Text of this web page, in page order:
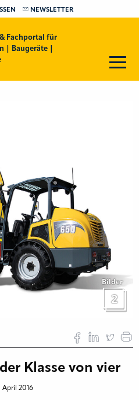
NEWSLETTER
Fachportal für
| Baugeräte |
Bilder
2
Klasse von vier
April 2016